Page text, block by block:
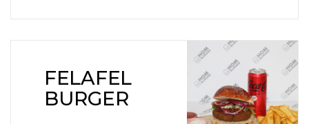
FELAFEL
BURGER